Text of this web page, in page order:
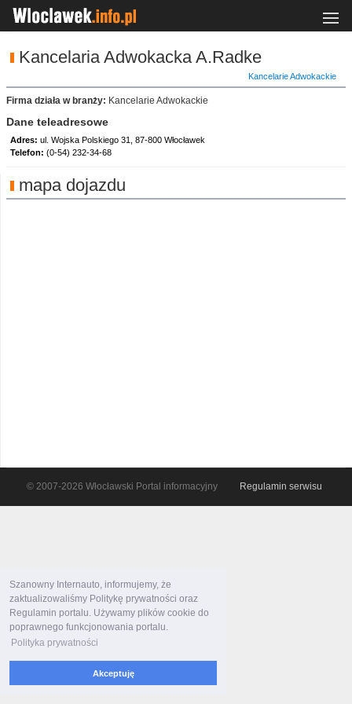
Szanowny Internauto, informujemy, że
zaktualizowaliśmy Politykę prywatności oraz
Regulamin portalu. Używamy plików cookie do
poprawnego funkcjonowania portalu.
Polityka prywatności
Akceptuję
Kancelaria Adwokacka A.Radke
Kancelarie Adwokackie
Firma działa w branży: Kancelarie Adwokackie
Dane teleadresowe
Adres: ul. Wojska Polskiego 31, 87-800 Włocławek
Telefon: (0-54) 232-34-68
mapa dojazdu
© 2007-2026 Włocławski Portal informacyjny Regulamin serwisu